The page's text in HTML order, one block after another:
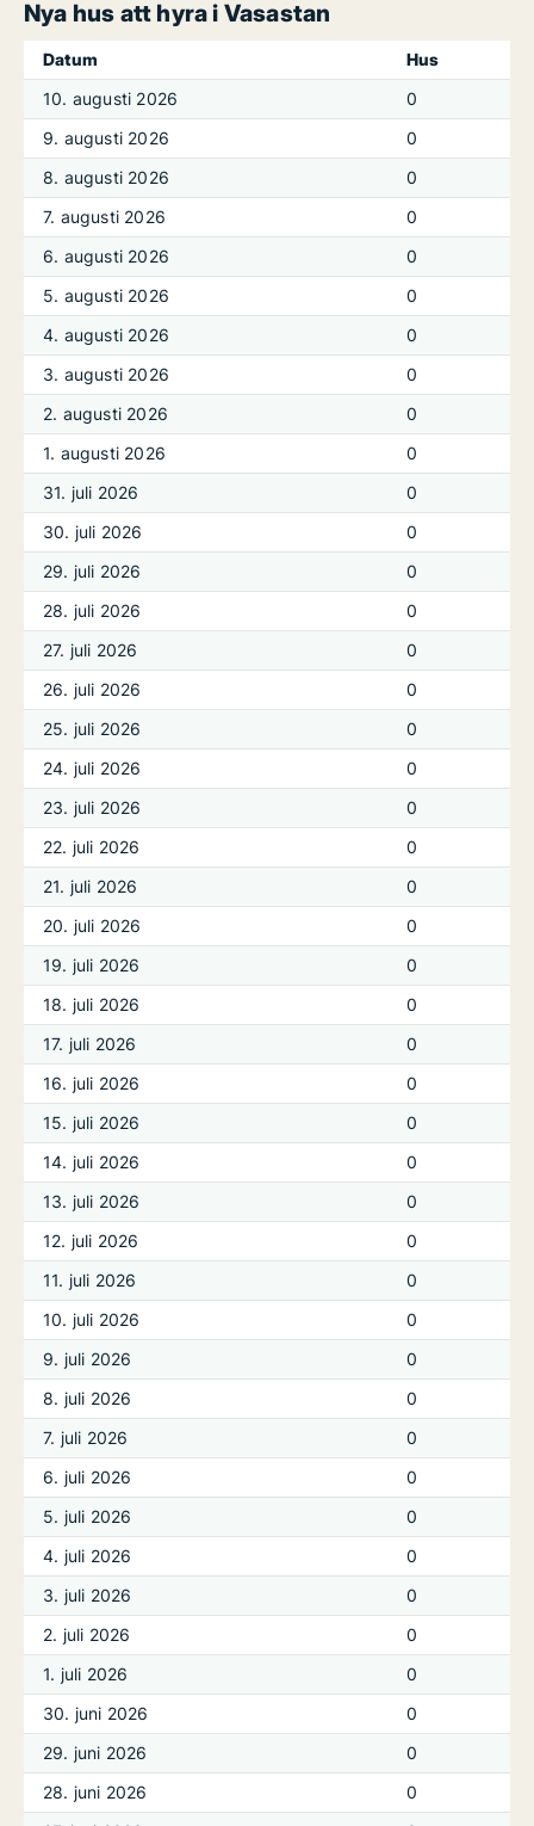
Nya hus att hyra i Vasastan
Datum
Hus
10. augusti 2026
0
9. augusti 2026
0
8. augusti 2026
0
7. augusti 2026
0
6. augusti 2026
0
5. augusti 2026
0
4. augusti 2026
0
3. augusti 2026
0
2. augusti 2026
0
1. augusti 2026
0
31. juli 2026
0
30. juli 2026
0
29. juli 2026
0
28. juli 2026
0
27. juli 2026
0
26. juli 2026
0
25. juli 2026
0
24. juli 2026
0
23. juli 2026
0
22. juli 2026
0
21. juli 2026
0
20. juli 2026
0
19. juli 2026
0
18. juli 2026
0
17. juli 2026
0
16. juli 2026
0
15. juli 2026
0
14. juli 2026
0
13. juli 2026
0
12. juli 2026
0
11. juli 2026
0
10. juli 2026
0
9. juli 2026
0
8. juli 2026
0
7. juli 2026
0
6. juli 2026
0
5. juli 2026
0
4. juli 2026
0
3. juli 2026
0
2. juli 2026
0
1. juli 2026
0
30. juni 2026
0
29. juni 2026
0
28. juni 2026
0